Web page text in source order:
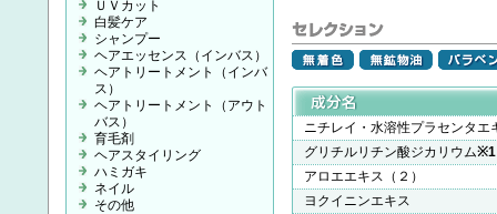
ニチレイ・水溶性プラセンタエ
グリチルリチン酸ジカリウム※1
アロエエキス（２）
ヨクイニンエキス
ＵＶカット
白髪ケア
シャンプー
ヘアエッセンス（インバス）
ヘアトリートメント（インバ
ス）
ヘアトリートメント（アウト
バス）
育毛剤
ヘアスタイリング
ハミガキ
ネイル
その他